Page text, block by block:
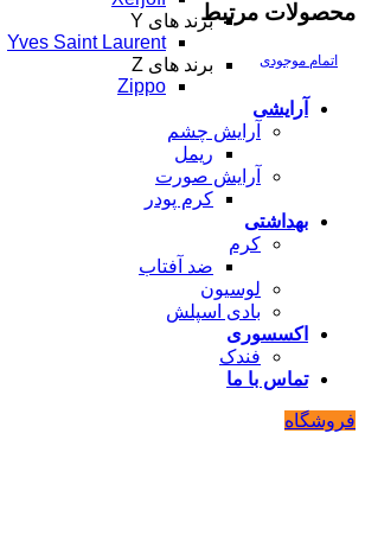
برند های Y
Yves Saint Laurent
برند های Z
Zippo
آرایشی
آرایش چشم
ریمل
آرایش صورت
کرم پودر
بهداشتی
کرم
ضد آفتاب
لوسیون
بادی اسپلش
اکسسوری
فندک
تماس با ما
فروشگاه
محصولات مرتبط
اتمام موجودی